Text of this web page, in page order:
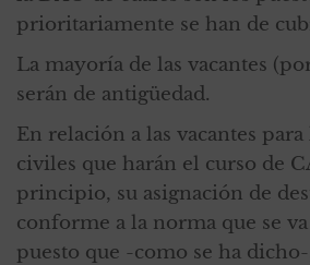
prioritariamente se han de
La mayoría de las vacantes
serán de antigüedad.
En relación a las vacantes para
civiles que harán el curso de
principio, su asignación de
conforme a la norma que se
puesto que -como se ha